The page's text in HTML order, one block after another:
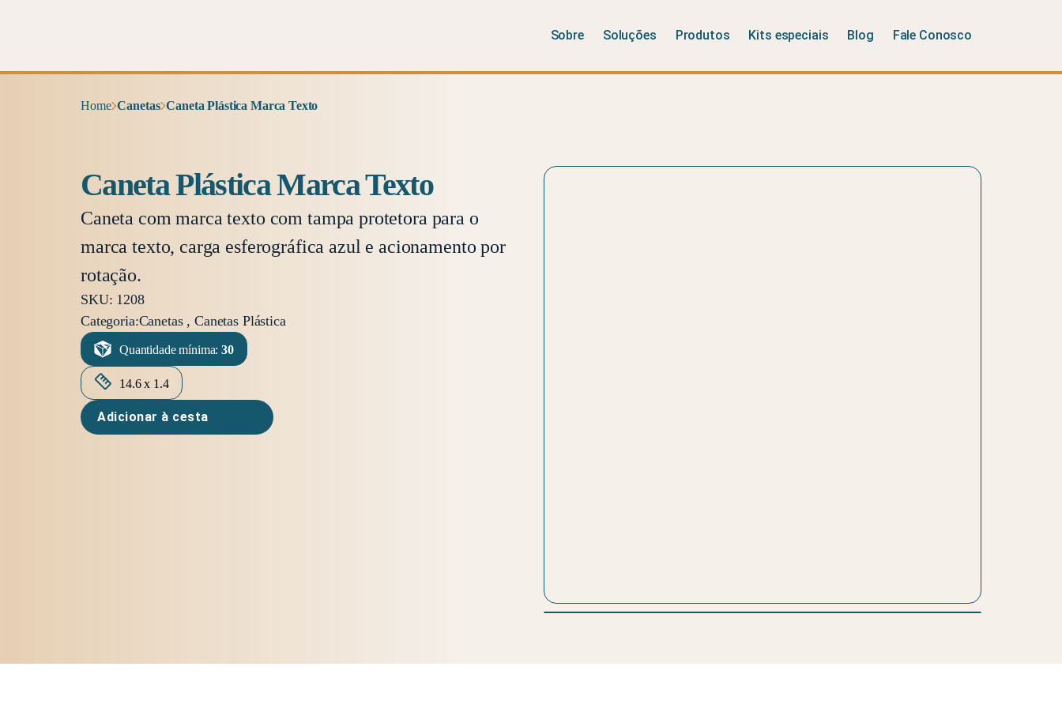
Sobre Soluções Produtos Kits especiais Blog Fale Conosco
Home Canetas Caneta Plástica Marca Texto
Caneta Plástica Marca Texto
Caneta com marca texto com tampa protetora para o
marca texto, carga esferográfica azul e acionamento por
rotação.
SKU: 1208
Categoria:Canetas , Canetas Plástica
Quantidade mínima:30
14.6 x 1.4
Adicionar à cesta